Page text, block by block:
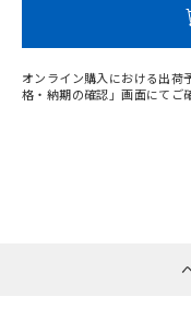
オンライン購入における出荷
格・納期の確認」画面にてご